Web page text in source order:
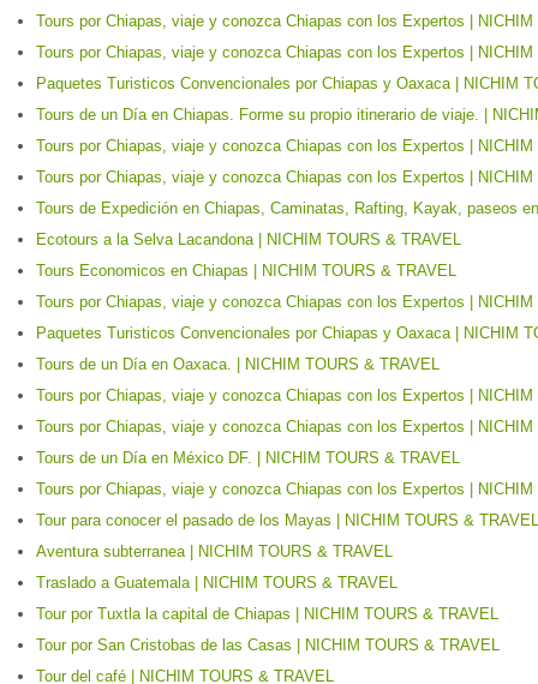
Tours por Chiapas, viaje y conozca Chiapas con los Expertos |
Tours por Chiapas, viaje y conozca Chiapas con los Expertos |
Paquetes Turisticos Convencionales por Chiapas y Oaxaca | NICHIM
Tours de un Día en Chiapas. Forme su propio itinerario de viaje. |
Tours por Chiapas, viaje y conozca Chiapas con los Expertos |
Tours por Chiapas, viaje y conozca Chiapas con los Expertos |
Tours de Expedición en Chiapas, Caminatas, Rafting, Kayak, paseos
Ecotours a la Selva Lacandona | NICHIM TOURS & TRAVEL
Tours Economicos en Chiapas | NICHIM TOURS & TRAVEL
Tours por Chiapas, viaje y conozca Chiapas con los Expertos |
Paquetes Turisticos Convencionales por Chiapas y Oaxaca | NICHIM
Tours de un Día en Oaxaca. | NICHIM TOURS & TRAVEL
Tours por Chiapas, viaje y conozca Chiapas con los Expertos |
Tours por Chiapas, viaje y conozca Chiapas con los Expertos |
Tours de un Día en México DF. | NICHIM TOURS & TRAVEL
Tours por Chiapas, viaje y conozca Chiapas con los Expertos |
Tour para conocer el pasado de los Mayas | NICHIM TOURS & TRAVEL
Aventura subterranea | NICHIM TOURS & TRAVEL
Traslado a Guatemala | NICHIM TOURS & TRAVEL
Tour por Tuxtla la capital de Chiapas | NICHIM TOURS & TRAVEL
Tour por San Cristobas de las Casas | NICHIM TOURS & TRAVEL
Tour del café | NICHIM TOURS & TRAVEL